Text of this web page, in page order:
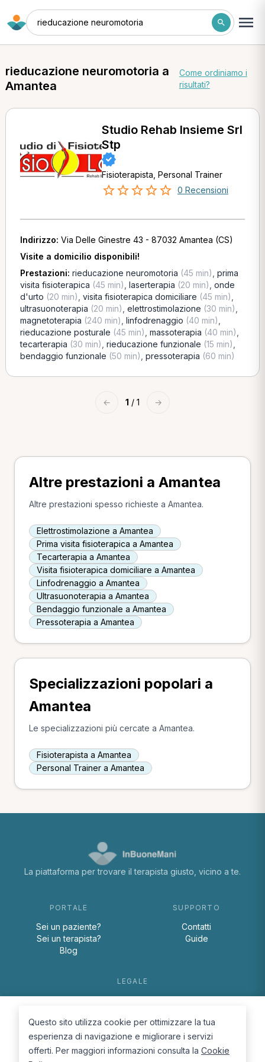
rieducazione neuromotoria
rieducazione neuromotoria a
Amantea
Come ordiniamo i
risultati?
Studio Rehab Insieme Srl
Stp
Fisioterapista, Personal Trainer
0 Recensioni
Indirizzo: Via Delle Ginestre 43 - 87032 Amantea (CS)
Visite a domicilio disponibili!
Prestazioni: rieducazione neuromotoria (45 min) prima
visita fisioterapica (45 min) laserterapia (20 min) onde
d'urto (20 min) visita fisioterapica domiciliare (45 min)
ultrasuonoterapia (20 min) elettrostimolazione (30 min)
magnetoterapia (240 min) linfodrenaggio (40 min)
rieducazione posturale (45 min) massoterapia (40 min)
tecarterapia (30 min) rieducazione funzionale (15 min)
bendaggio funzionale (50 min) pressoterapia (60 min)
← 1 / 1 →
Altre prestazioni a Amantea
Altre prestazioni spesso richieste a Amantea.
Elettrostimolazione a Amantea
Prima visita fisioterapica a Amantea
Tecarterapia a Amantea
Visita fisioterapica domiciliare a Amantea
Linfodrenaggio a Amantea
Ultrasuonoterapia a Amantea
Bendaggio funzionale a Amantea
Pressoterapia a Amantea
Specializzazioni popolari a
Amantea
Le specializzazioni più cercate a Amantea.
Fisioterapista a Amantea
Personal Trainer a Amantea
La piattaforma per trovare il terapista giusto, vicino a te.
PORTALE
Sei un paziente?
Sei un terapista?
Blog
SUPPORTO
Contatti
Guide
LEGALE
Cookie Policy
Questo sito utilizza cookie per ottimizzare la tua
esperienza di navigazione e migliorare i servizi
offerti. Per maggiori informazioni consulta la Cookie